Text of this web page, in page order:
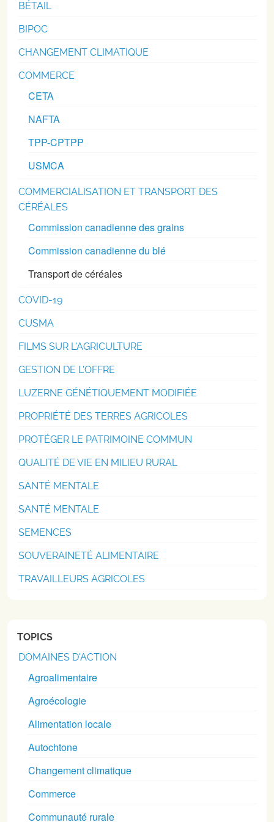
BÉTAIL
BIPOC
CHANGEMENT CLIMATIQUE
COMMERCE
CETA
NAFTA
TPP-CPTPP
USMCA
COMMERCIALISATION ET TRANSPORT DES
CÉRÉALES
Commission canadienne des grains
Commission canadienne du blé
Transport de céréales
COVID-19
CUSMA
FILMS SUR L'AGRICULTURE
GESTION DE L'OFFRE
LUZERNE GÉNÉTIQUEMENT MODIFIÉE
PROPRIÉTÉ DES TERRES AGRICOLES
PROTÉGER LE PATRIMOINE COMMUN
QUALITÉ DE VIE EN MILIEU RURAL
SANTÉ MENTALE
SANTÉ MENTALE
SEMENCES
SOUVERAINETÉ ALIMENTAIRE
TRAVAILLEURS AGRICOLES
TOPICS
DOMAINES D'ACTION
Agroalimentaire
Agroécologie
Alimentation locale
Autochtone
Changement climatique
Commerce
Communauté rurale